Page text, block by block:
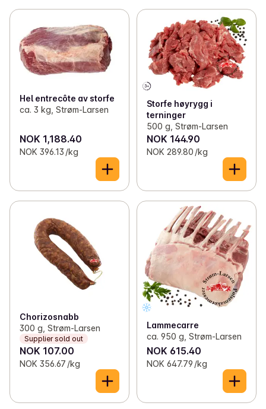
Hel entrecôte av storfe
ca. 3 kg, Strøm-Larsen
NOK 1,188.40
NOK 396.13 /kg
Storfe høyrygg i
terninger
500 g, Strøm-Larsen
NOK 144.90
NOK 289.80 /kg
Chorizosnabb
300 g, Strøm-Larsen
Supplier sold out
NOK 107.00
NOK 356.67 /kg
Lammecarre
ca. 950 g, Strøm-Larsen
NOK 615.40
NOK 647.79 /kg